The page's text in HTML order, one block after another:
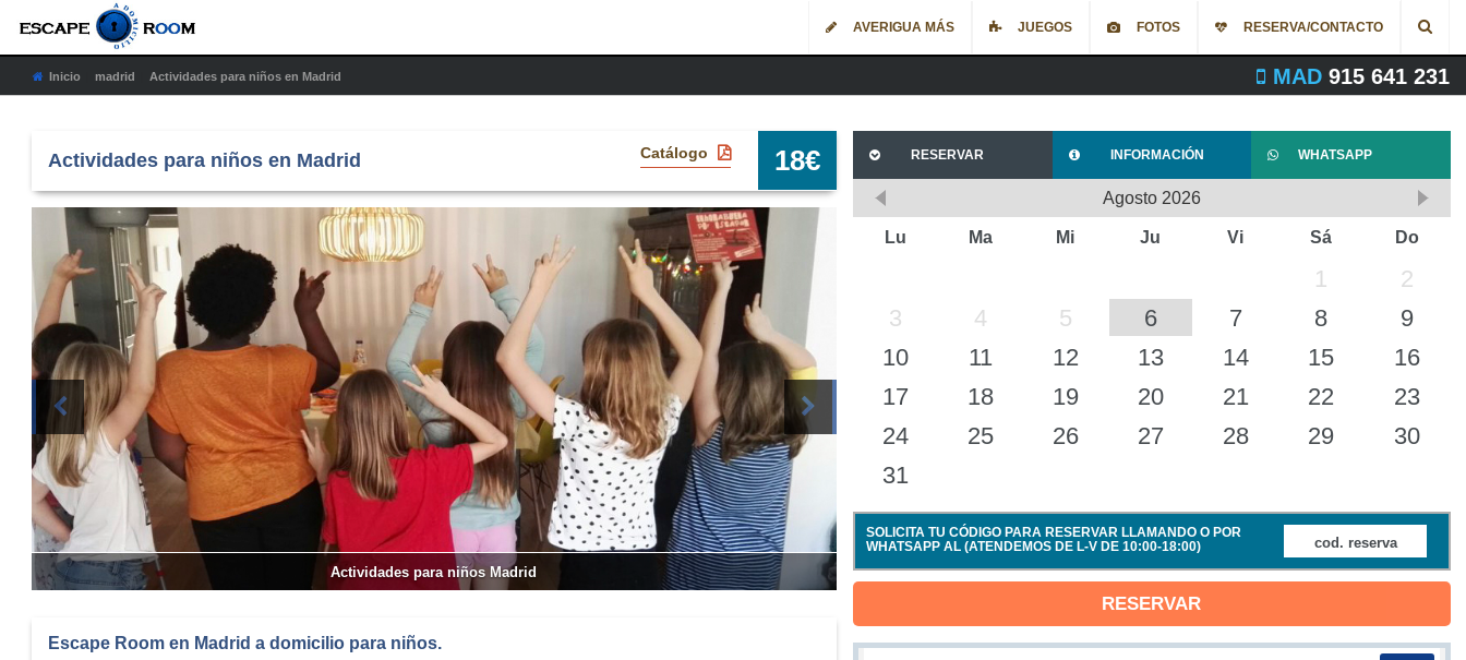
AVERIGUA MÁS JUEGOS FOTOS RESERVA/CONTACTO
Inicio madrid Actividades para niños en Madrid MAD 915 641 231
18€
Catálogo
Actividades para niños en Madrid
Actividades para niños Madrid
Escape Room en Madrid a domicilio para niños.
RESERVAR INFORMACIÓN WHATSAPP
Agosto 2026
Lu Ma Mi Ju Vi Sá Do
1
2
3
4 5 6 7 8
9
10
11 12 13 14 15
16
17
18 19 20 21 22
23
24
25 26 27 28 29
30
31
SOLICITA TU CÓDIGO PARA RESERVAR LLAMANDO O POR
WHATSAPP AL (ATENDEMOS DE L-V DE 10:00-18:00)
RESERVAR